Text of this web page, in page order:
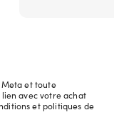
et toute
avec votre achat
et politiques de